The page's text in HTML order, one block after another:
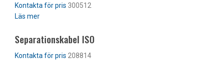
300512
Läs mer
Separationskabel ISO
208814